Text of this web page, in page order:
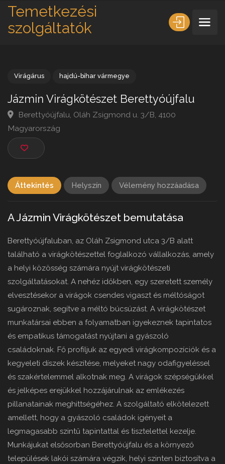
Temetkezési
szolgáltatók
Jázmin Virágkötészet Berettyóújfalu
Berettyóújfalu, Oláh Zsigmond u. 3/B, 4100
Magyarország
Áttekintés Helyszín Vélemény hozzáadása
A Jázmin Virágkötészet bemutatása
Berettyóújfaluban, az Oláh Zsigmond utca 3/B alatt
található a virágkötészettel foglalkozó vállalkozás, amely
a helyi közösség számára nyújt virágkötészeti
szolgáltatásokat. A nehéz időkben, egy szeretett személy
elvesztésekor a virágok csendes vigaszt és méltóságot
sugároznak, segítve a méltó búcsúzást. A virágkötészet
munkatársai ebben a folyamatban igyekeznek tapintatos
és empatikus támogatást nyújtani a gyászoló
családoknak. Fő profiljuk az egyedi virágkompozíciók és a
kegyeleti díszek készítése, melyeket nagy odafigyeléssel
és szakértelemmel alkotnak meg. A virágok szépségükkel
és jelképes erejükkel hozzájárulnak az emlékezés
pillanatainak meghittségéhez. A szolgáltató elkötelezett
amellett, hogy a gyászoló családok igényeit a
legmagasabb szintű tapintattal és tisztelettel kezelje.
Munkájukat elsősorban Berettyóújfalu és a környező
települések lakói számára végzik, helyi szinten biztosítva a